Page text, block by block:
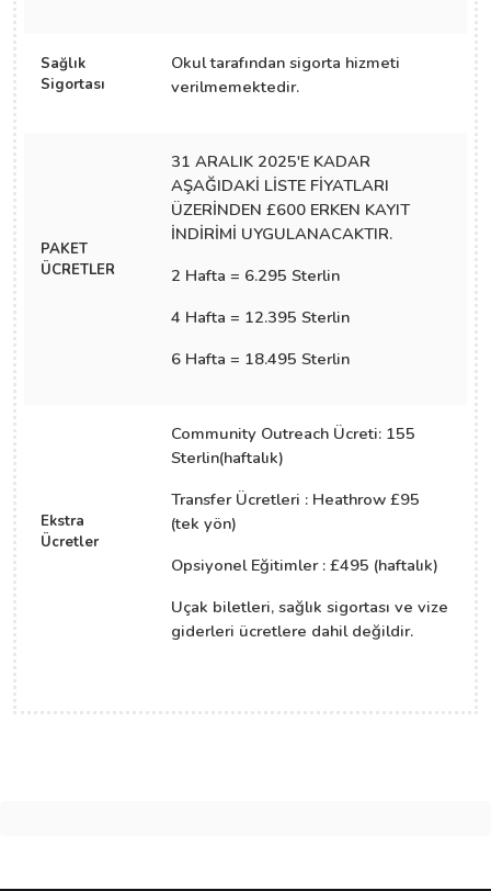
Sağlık
Sigortası
Okul tarafından sigorta hizmeti
verilmemektedir.
PAKET
ÜCRETLER
31 ARALIK 2025'E KADAR
AŞAĞIDAKİ LİSTE FİYATLARI
ÜZERİNDEN £600 ERKEN KAYIT
İNDİRİMİ UYGULANACAKTIR.
2 Hafta = 6.295 Sterlin
4 Hafta = 12.395 Sterlin
6 Hafta = 18.495 Sterlin
Ekstra
Ücretler
Community Outreach Ücreti: 155
Sterlin(haftalık)
Transfer Ücretleri : Heathrow £95
(tek yön)
Opsiyonel Eğitimler : £495 (haftalık)
Uçak biletleri, sağlık sigortası ve vize
giderleri ücretlere dahil değildir.